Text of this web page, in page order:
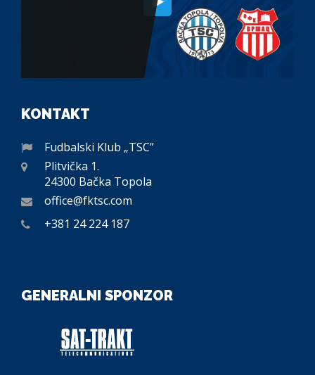
KONTAKT
Fudbalski Klub „TSC”
Plitvička 1.
24300 Bačka Topola
office@fktsc.com
+381 24 224 187
GENERALNI SPONZOR